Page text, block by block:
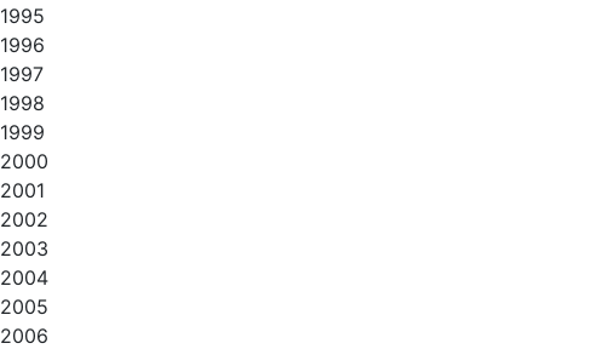
1995
1996
1997
1998
1999
2000
2001
2002
2003
2004
2005
2006